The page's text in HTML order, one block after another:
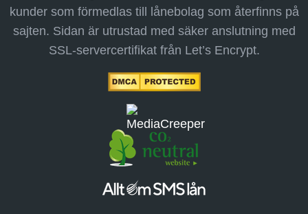
kunder som förmedlas till lånebolag som återfinns på
sajten. Sidan är utrustad med säker anslutning med
SSL-servercertifikat från Let’s Encrypt.